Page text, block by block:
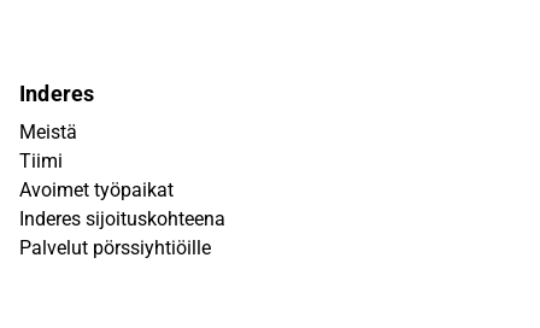
Inderes
Meistä
Tiimi
Avoimet työpaikat
Inderes sijoituskohteena
Palvelut pörssiyhtiöille